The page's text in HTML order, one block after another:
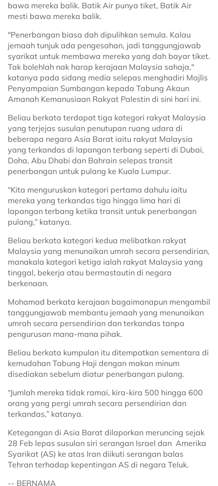
bawa mereka balik. Batik Air punya tiket, Batik Air
mesti bawa mereka balik.
"Penerbangan biasa dah dipulihkan semula. Kalau
jemaah tunjuk ada pengesahan, jadi tanggungjawab
syarikat untuk membawa mereka yang dah bayar tiket.
Tak bolehlah nak harap kerajaan Malaysia sahaja,"
katanya pada sidang media selepas menghadiri Majlis
Penyampaian Sumbangan kepada Tabung Akaun
Amanah Kemanusiaan Rakyat Palestin di sini hari ini.
Beliau berkata terdapat tiga kategori rakyat Malaysia
yang terjejas susulan penutupan ruang udara di
beberapa negara Asia Barat iaitu rakyat Malaysia
yang terkandas di lapangan terbang seperti di Dubai,
Doha, Abu Dhabi dan Bahrain selepas transit
penerbangan untuk pulang ke Kuala Lumpur.
“Kita menguruskan kategori pertama dahulu iaitu
mereka yang terkandas tiga hingga lima hari di
lapangan terbang ketika transit untuk penerbangan
pulang,” katanya.
Beliau berkata kategori kedua melibatkan rakyat
Malaysia yang menunaikan umrah secara persendirian,
manakala kategori ketiga ialah rakyat Malaysia yang
tinggal, bekerja atau bermastautin di negara
berkenaan.
Mohamad berkata kerajaan bagaimanapun mengambil
tanggungjawab membantu jemaah yang menunaikan
umrah secara persendirian dan terkandas tanpa
pengurusan mana-mana pihak.
Beliau berkata kumpulan itu ditempatkan sementara di
kemudahan Tabung Haji dengan makan minum
disediakan sebelum diatur penerbangan pulang.
“Jumlah mereka tidak ramai, kira-kira 500 hingga 600
orang yang pergi umrah secara persendirian dan
terkandas,” katanya.
Ketegangan di Asia Barat dilaporkan meruncing sejak
28 Feb lepas susulan siri serangan Israel dan Amerika
Syarikat (AS) ke atas Iran diikuti serangan balas
Tehran terhadap kepentingan AS di negara Teluk.
-- BERNAMA